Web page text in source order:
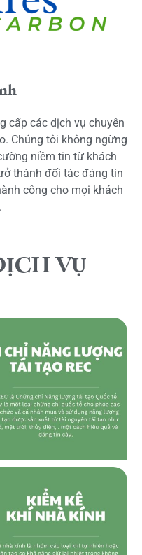
cấp các dịch vụ chuyên
Chúng tôi không ngừng
niềm tin từ khách
thành đối tác đáng tin
công cho mọi khách
VỤ